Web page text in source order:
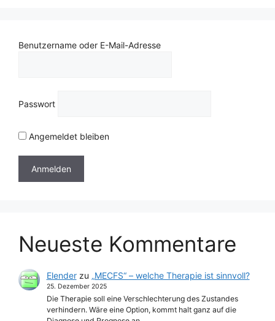
Benutzername oder E-Mail-Adresse
Passwort
Angemeldet bleiben
Neueste Kommentare
Elenderzu „MECFS“ – welche Therapie ist sinnvoll?
25. Dezember 2025
Die Therapie soll eine Verschlechterung des Zustandes
verhindern. Wäre eine Option, kommt halt ganz auf die